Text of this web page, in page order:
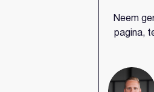
Account
Neem
pagina,